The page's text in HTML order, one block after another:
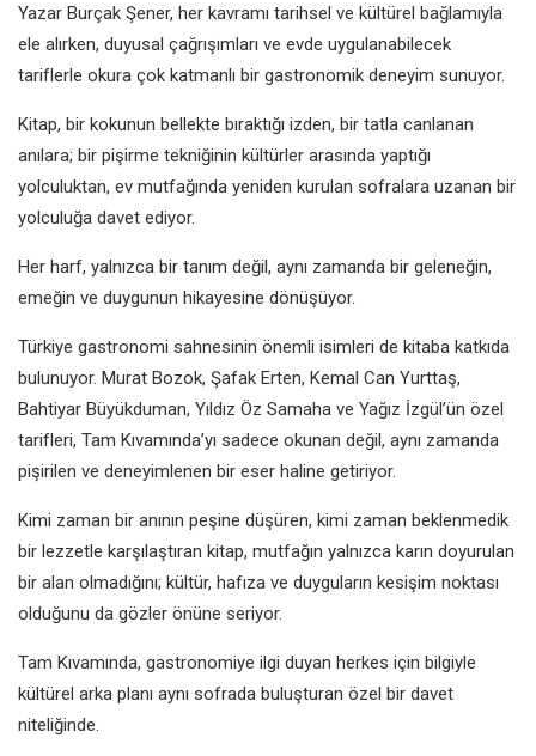
Yazar Burçak Şener, her kavramı tarihsel ve kültürel bağlamıyla
ele alırken, duyusal çağrışımları ve evde uygulanabilecek
tariflerle okura çok katmanlı bir gastronomik deneyim sunuyor.
Kitap, bir kokunun bellekte bıraktığı izden, bir tatla canlanan
anılara; bir pişirme tekniğinin kültürler arasında yaptığı
yolculuktan, ev mutfağında yeniden kurulan sofralara uzanan bir
yolculuğa davet ediyor.
Her harf, yalnızca bir tanım değil, aynı zamanda bir geleneğin,
emeğin ve duygunun hikayesine dönüşüyor.
Türkiye gastronomi sahnesinin önemli isimleri de kitaba katkıda
bulunuyor. Murat Bozok, Şafak Erten, Kemal Can Yurttaş,
Bahtiyar Büyükduman, Yıldız Öz Samaha ve Yağız İzgül’ün özel
tarifleri, Tam Kıvamında’yı sadece okunan değil, aynı zamanda
pişirilen ve deneyimlenen bir eser haline getiriyor.
Kimi zaman bir anının peşine düşüren, kimi zaman beklenmedik
bir lezzetle karşılaştıran kitap, mutfağın yalnızca karın doyurulan
bir alan olmadığını; kültür, hafıza ve duyguların kesişim noktası
olduğunu da gözler önüne seriyor.
Tam Kıvamında, gastronomiye ilgi duyan herkes için bilgiyle
kültürel arka planı aynı sofrada buluşturan özel bir davet
niteliğinde.